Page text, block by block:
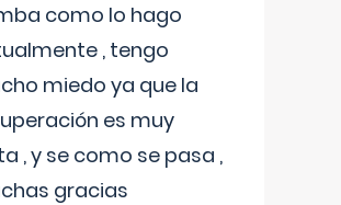
como lo hago
, tengo
miedo ya que la
es muy
, y se como se pasa ,
gracias